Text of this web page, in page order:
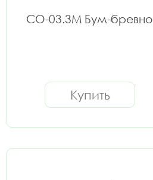
СО-03.3М Бум-бревно
Купить